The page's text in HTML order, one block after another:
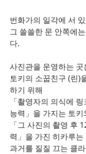
번화가의 일각에 서
그 쓸쓸한 문 안쪽에
다.
사진관을 운영하는
토키의 소꿉친구 (린)
하기 위해
「촬영자의 의식에
능력」을 가지는 토키
「그 사진의 촬영 후
력」을 가진 히카루
과거를 질질 끄는 클